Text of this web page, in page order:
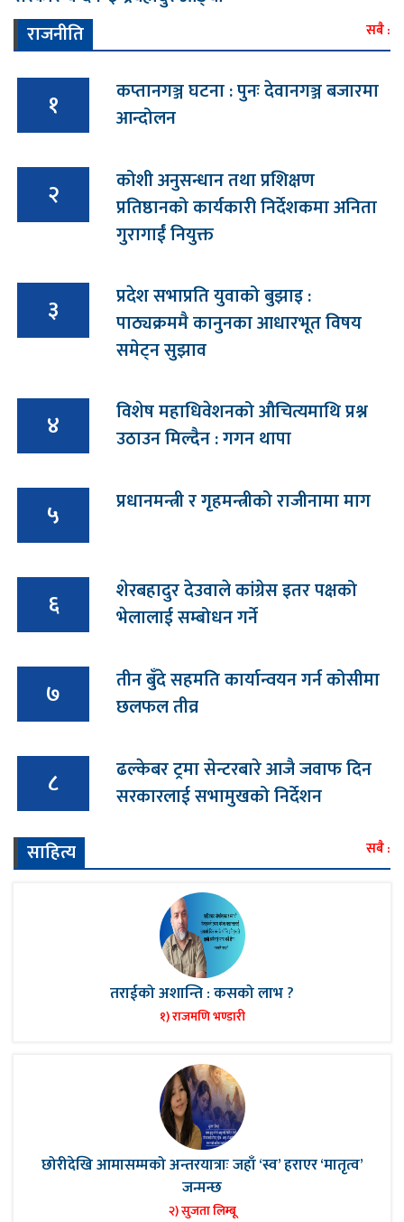
राजनीति
सबै :
१
कप्तानगञ्ज घटना : पुनः देवानगञ्ज बजारमा
आन्दोलन
२
कोशी अनुसन्धान तथा प्रशिक्षण
प्रतिष्ठानको कार्यकारी निर्देशकमा अनिता
गुरागाईं नियुक्त
३
प्रदेश सभाप्रति युवाको बुझाइ :
पाठ्यक्रममै कानुनका आधारभूत विषय
समेट्न सुझाव
४
विशेष महाधिवेशनको औचित्यमाथि प्रश्न
उठाउन मिल्दैन : गगन थापा
५ प्रधानमन्त्री र गृहमन्त्रीको राजीनामा माग
६
शेरबहादुर देउवाले कांग्रेस इतर पक्षको
भेलालाई सम्बोधन गर्ने
७
तीन बुँदे सहमति कार्यान्वयन गर्न कोसीमा
छलफल तीव्र
८
ढल्केबर ट्रमा सेन्टरबारे आजै जवाफ दिन
सरकारलाई सभामुखको निर्देशन
साहित्य
सबै :
तराईको अशान्ति : कसको लाभ ?
१) राजमणि भण्डारी
छोरीदेखि आमासम्मको अन्तरयात्राः जहाँ ‘स्व’ हराएर ‘मातृत्व’
जन्मन्छ
२) सुजता लिम्बू